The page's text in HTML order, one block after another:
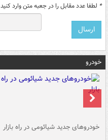
* لطفا عدد مقابل را در جعبه متن وارد کنید
خودرو
خودروهای جدید شیائومی در راه بازار